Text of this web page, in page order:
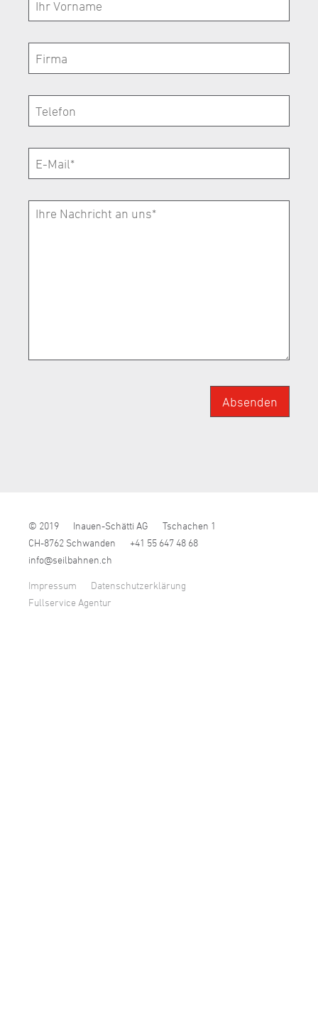
Absenden
© 2019 Inauen-Schätti AG
Tschachen 1
CH-8762 Schwanden
+41 55 647 48 68
nf
s lb hn n ch
Impressum
Datenschutzerklärung
Fullservice Agentur